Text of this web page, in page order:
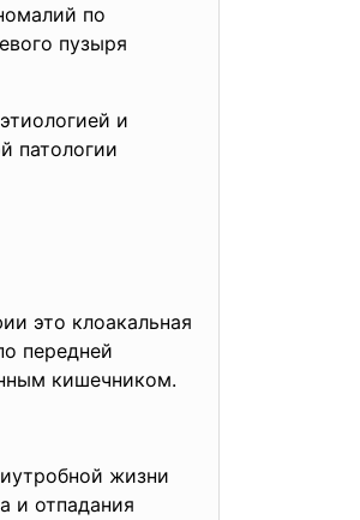
по
пузыря
и
патологии
это клоакальная
передней
кишечником.
жизни
и отпадания